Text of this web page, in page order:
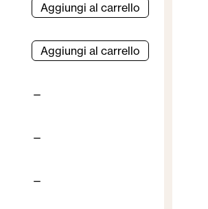
Aggiungi al carrello
Aggiungi al carrello
—
—
—